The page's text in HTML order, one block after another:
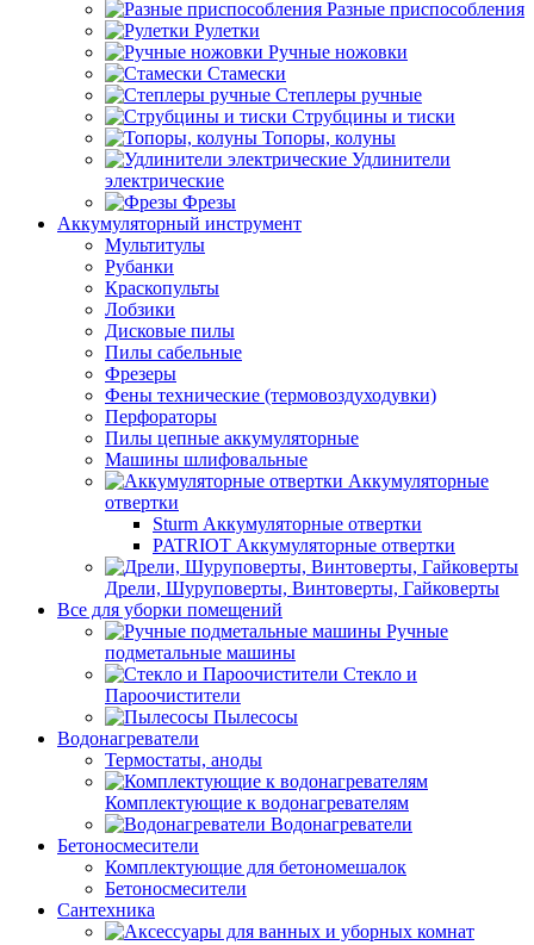
Разные приспособления
Рулетки
Ручные ножовки
Стамески
Степлеры ручные
Струбцины и тиски
Топоры, колуны
Удлинители
электрические
Фрезы
Аккумуляторный инструмент
Мультитулы
Рубанки
Краскопульты
Лобзики
Дисковые пилы
Пилы сабельные
Фрезеры
Фены технические (термовоздуходувки)
Перфораторы
Пилы цепные аккумуляторные
Машины шлифовальные
Аккумуляторные
отвертки
Sturm Аккумуляторные отвертки
PATRIOT Аккумуляторные отвертки
Дрели, Шуруповерты, Винтоверты, Гайковерты
Все для уборки помещений
Ручные
подметальные машины
Стекло и
Пароочистители
Пылесосы
Водонагреватели
Термостаты, аноды
Комплектующие к водонагревателям
Водонагреватели
Бетоносмесители
Комплектующие для бетономешалок
Бетоносмесители
Сантехника